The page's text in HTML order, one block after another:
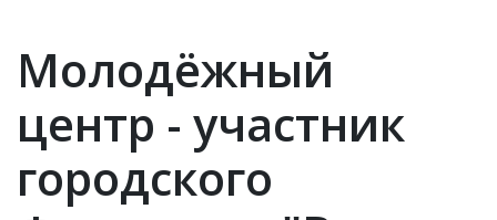
Молодёжный
центр - участник
городского